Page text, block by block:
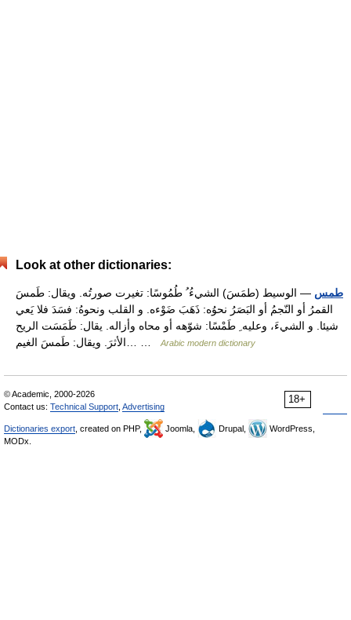
Look at other dictionaries:
طمس — الوسيط (طمَسَ) الشيءُ ُ طُمُوسًا: تغيرت صورتُه. ويقال: طَمسَ
القمرُ أو النّجمُ أو البَصَرُ نحوُه: ذَهَبَ ضَوْءه. و القلب ونحوهُ: فسَدَ فلا يَعي
شيئا. و الشيءَ، وعليه ِ طَمْسًا: شوّهه أو محاه وأزاله. يقال: طَمَسَت الريح
Arabic modern dictionary
18+
© Academic, 2000-2026
Contact us: Technical Support Advertising
Dictionaries export , created on PHP, Joomla, Drupal,
WordPress,
MODx.